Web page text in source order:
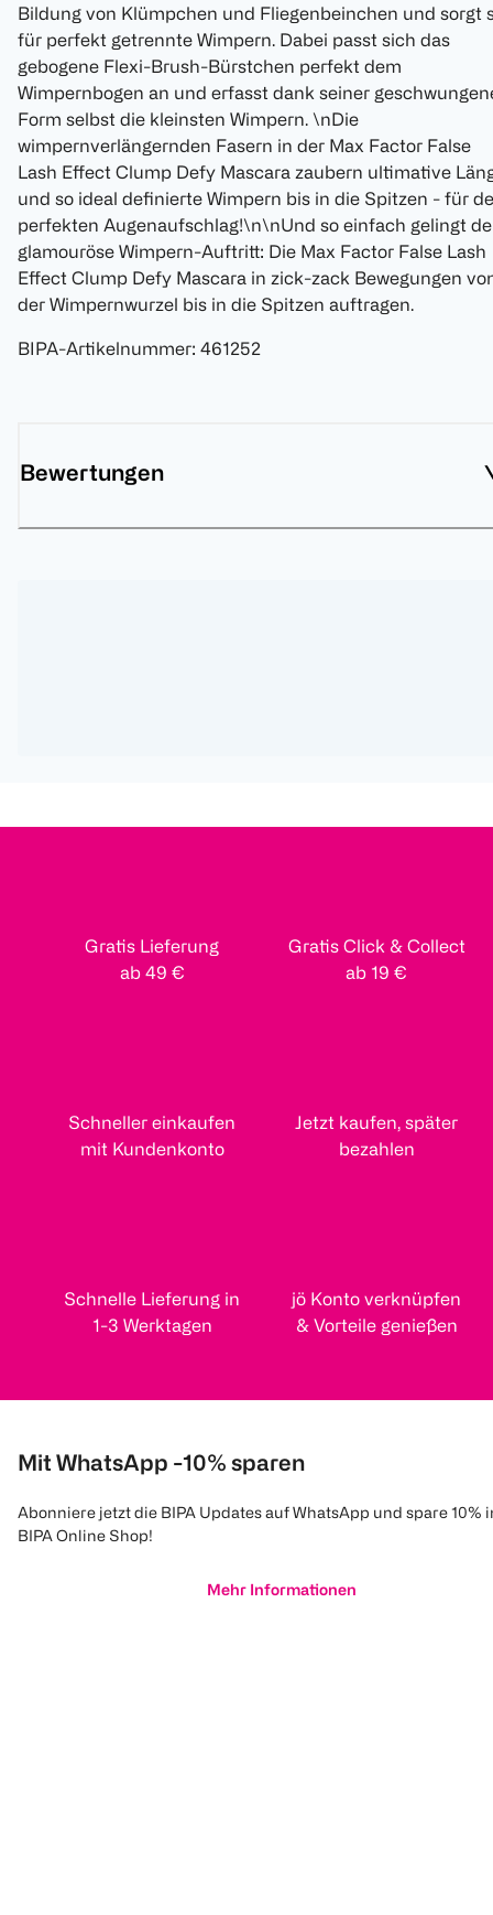
Bildung von Klümpchen und Fliegenbeinchen und sorgt
für perfekt getrennte Wimpern. Dabei passt sich das
gebogene Flexi-Brush-Bürstchen perfekt dem
Wimpernbogen an und erfasst dank seiner
Form selbst die kleinsten Wimpern. \nDie
wimpernverlängernden Fasern in der Max Factor False
Lash Effect Clump Defy Mascara zaubern ultimative
und so ideal definierte Wimpern bis in die Spitzen - für
perfekten Augenaufschlag!\n\nUnd so einfach gelingt
glamouröse Wimpern-Auftritt: Die Max Factor False Lash
Effect Clump Defy Mascara in zick-zack Bewegungen
der Wimpernwurzel bis in die Spitzen auftragen.
BIPA-Artikelnummer: 461252
Bewertungen
Gratis Lieferung
ab 49 €
Gratis Click & Collect
ab 19 €
Schneller einkaufen
mit Kundenkonto
Jetzt kaufen, später
bezahlen
Schnelle Lieferung in
1-3 Werktagen
jö Konto verknüpfen
& Vorteile genießen
Mit WhatsApp -10% sparen
Abonniere jetzt die BIPA Updates auf WhatsApp und spare 10%
BIPA Online Shop!
Mehr Informationen